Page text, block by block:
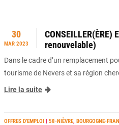
30
MAR 2023
CONSEILLER(ÈRE)
renouvelable)
Dans le cadre d’un remplacement
tourisme de Nevers et sa région
Lire la suite
OFFRES D’EMPLOI | 58-NIÈVRE, BOURGOGNE-